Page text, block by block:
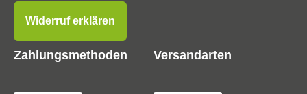
Widerruf erklären
Zahlungsmethoden Versandarten